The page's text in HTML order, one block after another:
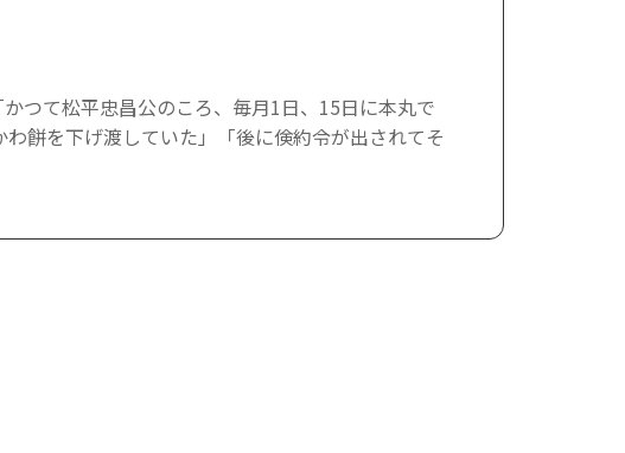
つて松平忠昌公のころ、毎月1日、15日に本丸で
餅を下げ渡していた」「後に倹約令が出されてそ